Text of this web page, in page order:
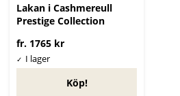
Lakan i Cashmereull
Prestige Collection
fr. 1765 kr
Köp!